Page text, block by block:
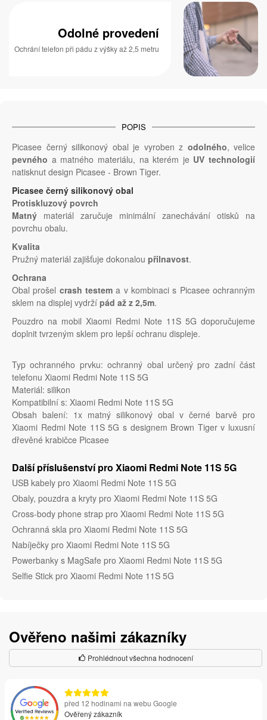
Odolné provedení
Ochrání telefon při pádu z výšky až 2,5 metru
POPIS
Picasee černý silikonový obal je vyroben z odolného, velice
pevného a matného materiálu, na kterém je UV technologií
natisknut design Picasee - Brown Tiger.
Picasee černý silikonový obal
Protiskluzový povrch
Matný materiál zaručuje minimální zanechávání otisků na
povrchu obalu.
Kvalita
Pružný materiál zajišťuje dokonalou přilnavost.
Ochrana
Obal prošel crash testem a v kombinaci s Picasee ochranným
sklem na displej vydrží pád až z 2,5m.
Pouzdro na mobil Xiaomi Redmi Note 11S 5G doporučujeme
doplnit tvrzeným sklem pro lepší ochranu displeje.
Typ ochranného prvku: ochranný obal určený pro zadní část
telefonu Xiaomi Redmi Note 11S 5G
Materiál: silikon
Kompatibilní s: Xiaomi Redmi Note 11S 5G
Obsah balení: 1x matný silikonový obal v černé barvě pro
Xiaomi Redmi Note 11S 5G s designem Brown Tiger v luxusní
dřevěné krabičce Picasee
Další příslušenství pro Xiaomi Redmi Note 11S 5G
USB kabely pro Xiaomi Redmi Note 11S 5G
Obaly, pouzdra a kryty pro Xiaomi Redmi Note 11S 5G
Cross-body phone strap pro Xiaomi Redmi Note 11S 5G
Ochranná skla pro Xiaomi Redmi Note 11S 5G
Nabíječky pro Xiaomi Redmi Note 11S 5G
Powerbanky s MagSafe pro Xiaomi Redmi Note 11S 5G
Selfie Stick pro Xiaomi Redmi Note 11S 5G
Ověřeno našimi zákazníky
Prohlédnout všechna hodnocení
před 12 hodinami na webu Google
Ověřený zákazník